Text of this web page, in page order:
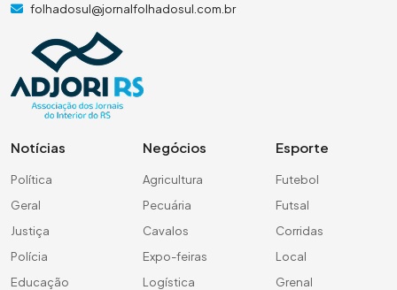
folhadosul@jornalfolhadosul.com.br
Notícias
Política
Geral
Justiça
Polícia
Educação
Negócios
Agricultura
Pecuária
Cavalos
Expo-feiras
Logística
Esporte
Futebol
Futsal
Corridas
Local
Grenal